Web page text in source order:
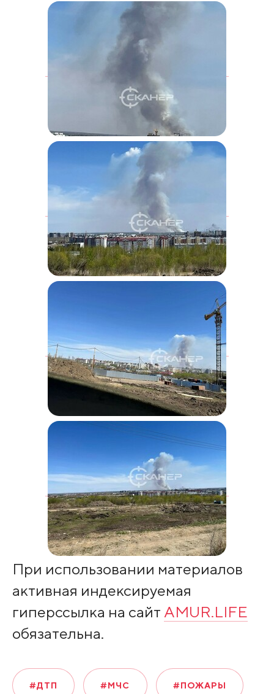
При использовании материалов
активная индексируемая
гиперссылка на сайт AMUR.LIFE
обязательна.
#ДТП #МЧС #ПОЖАРЫ